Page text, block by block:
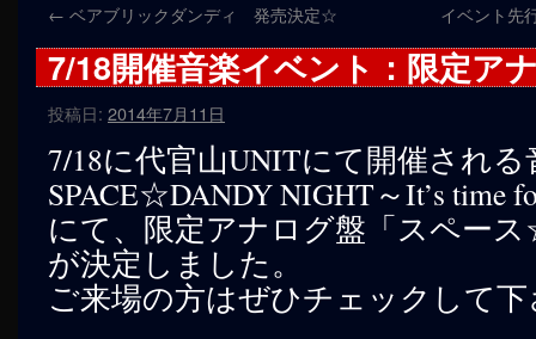
ン
テ
ン
ツ
へ
← ベアブリックダンディ 発売決定☆ イベント先
7/18開催音楽イベント：限定ア
投稿日: 2014年7月11日
7/18に代官山UNITにて開催され
SPACE☆DANDY NIGHT～It’s time
にて、限定アナログ盤「スペー
が決定しました。
ご来場の方はぜひチェックして